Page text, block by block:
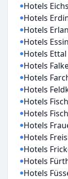
Hotels
Hotels
Hotels
Hotels
Hotels Ettal
Hotels
Hotels
Hotels
Hotels
Hotels
Hotels
Hotels
Hotels
Hotels
Hotels